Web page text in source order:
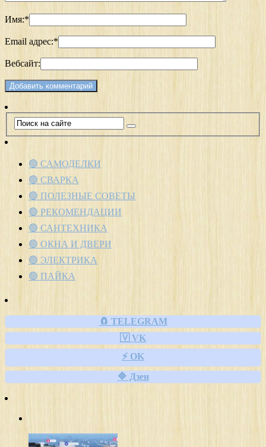
Имя:*
Email адрес:*
Вебсайт:
🟢 САМОДЕЛКИ
🟢 СВАРКА
🟢 ПОЛЕЗНЫЕ СОВЕТЫ
🟢 РЕКОМЕНДАЦИИ
🟢 САНТЕХНИКА
🟢 ОКНА И ДВЕРИ
🟢 ЭЛЕКТРИКА
🟢 ПАЙКА
🧲 TELEGRAM
🇻 VK
⚡ OK
🔷 Дзен